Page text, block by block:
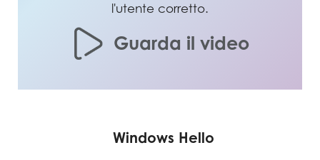
l'utente corretto.
Guarda il video
Windows Hello